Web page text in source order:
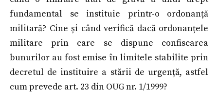
fundamental se instituie printr-o ordonanță
militară? Cine și când verifică dacă ordonanțele
militare prin care se dispune confiscarea
bunurilor au fost emise în limitele stabilite prin
decretul de instituire a stării de urgență, astfel
cum prevede art. 23 din OUG nr. 1/1999?